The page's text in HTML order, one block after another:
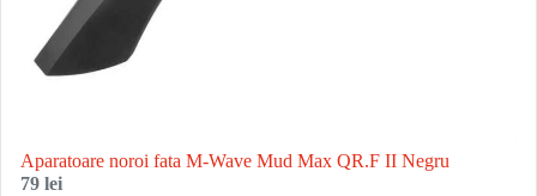
Aparatoare noroi fata M-Wave Mud Max QR.F II Negru
79 lei